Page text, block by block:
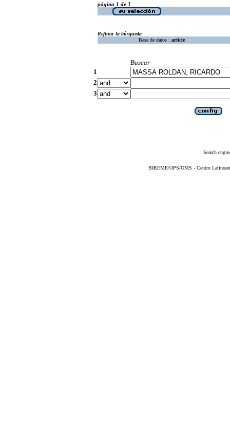
página 1 de 1
Refinar la búsqueda
Base de datos : article
Buscar
1
2
3
Search
BIREME/OPS/OMS - Centro